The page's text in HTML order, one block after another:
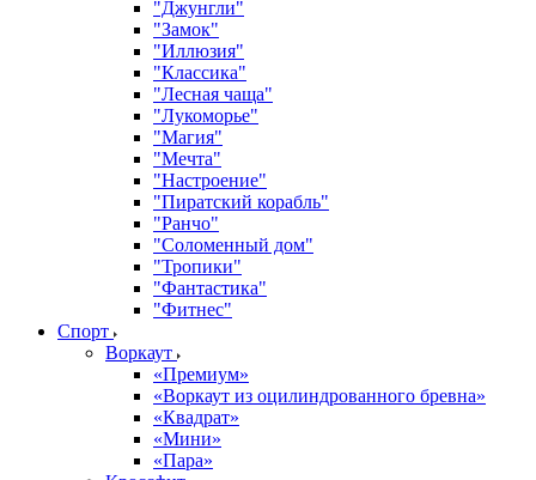
"Джунгли"
"Замок"
"Иллюзия"
"Классика"
"Лесная чаща"
"Лукоморье"
"Магия"
"Мечта"
"Настроение"
"Пиратский корабль"
"Ранчо"
"Соломенный дом"
"Тропики"
"Фантастика"
"Фитнес"
Спорт
Воркаут
«Премиум»
«Воркаут из оцилиндрованного бревна»
«Квадрат»
«Мини»
«Пара»